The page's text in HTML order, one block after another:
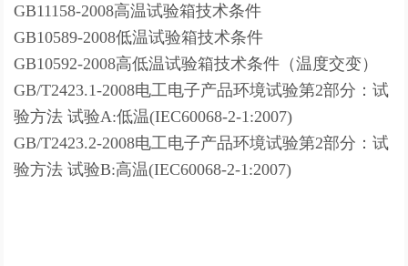
GB11158-2008高温试验箱技术条件
GB10589-2008低温试验箱技术条件
GB10592-2008高低温试验箱技术条件（温度交变）
GB/T2423.1-2008电工电子产品环境试验第2部分：试
验方法 试验A:低温(IEC60068-2-1:2007)
GB/T2423.2-2008电工电子产品环境试验第2部分：试
验方法 试验B:高温(IEC60068-2-1:2007)